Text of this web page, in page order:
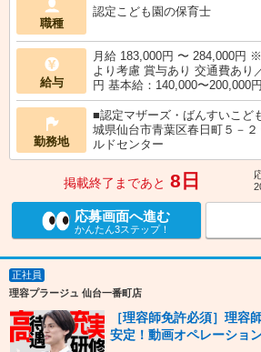
職種
認定こども園の保育士
給与
月給 183,000円 〜 284,000円
より考慮 賞与あり 交通費あ
円 基本給：140,000〜
勤務地
■認定マザーズ・ばんすいこど
城県仙台市青葉区春日町５－
ルドセンター
掲載終了まであと 8日
応募画面へ進む
かんたん3ステップ！
正社員
理容プラージュ 仙台一番町店
［理容師免許必須］理容
安定！動画オペレーショ